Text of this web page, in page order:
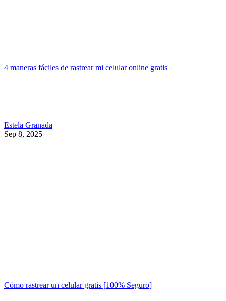
4 maneras fáciles de rastrear mi celular online gratis
Estela Granada
Sep 8, 2025
Cómo rastrear un celular gratis [100% Seguro]